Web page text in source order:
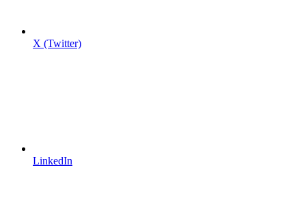
X (Twitter)
LinkedIn